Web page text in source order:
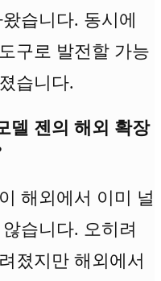
습니다. 동시에
구로 발전할 가능
습니다.
델 젠의 해외 확장
해외에서 이미 널
습니다. 오히려
졌지만 해외에서